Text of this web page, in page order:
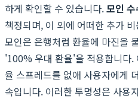
하게 확인할 수 있습니다.모인
책정되며, 이 외에 어떠한 추가
모인은 은행처럼 환율에 마진을
'100% 우대 환율'을 적용합니다.
율 스프레드를 없애 사용자에게
속입니다. 이러한 투명성은 사용